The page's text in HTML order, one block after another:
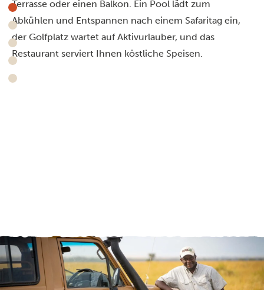
Terrasse oder einen Balkon. Ein Pool lädt zum
Abkühlen und Entspannen nach einem Safaritag ein,
der Golfplatz wartet auf Aktivurlauber, und das
Restaurant serviert Ihnen köstliche Speisen.